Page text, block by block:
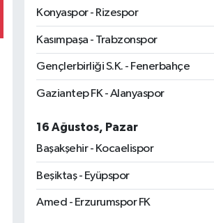
Konyaspor - Rizespor
Kasımpaşa - Trabzonspor
Gençlerbirliği S.K. - Fenerbahçe
Gaziantep FK - Alanyaspor
16 Ağustos, Pazar
Başakşehir - Kocaelispor
Beşiktaş - Eyüpspor
Amed - Erzurumspor FK